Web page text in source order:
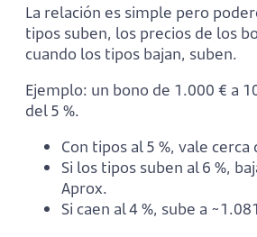
La relación es simple pero
tipos suben, los precios de los
cuando los tipos bajan, suben.
Ejemplo: un bono de 1.000 € a
del 5 %.
Con tipos al 5 %, vale cerca
Si los tipos suben al 6 %,
Aprox.
Si caen al 4 %, sube a